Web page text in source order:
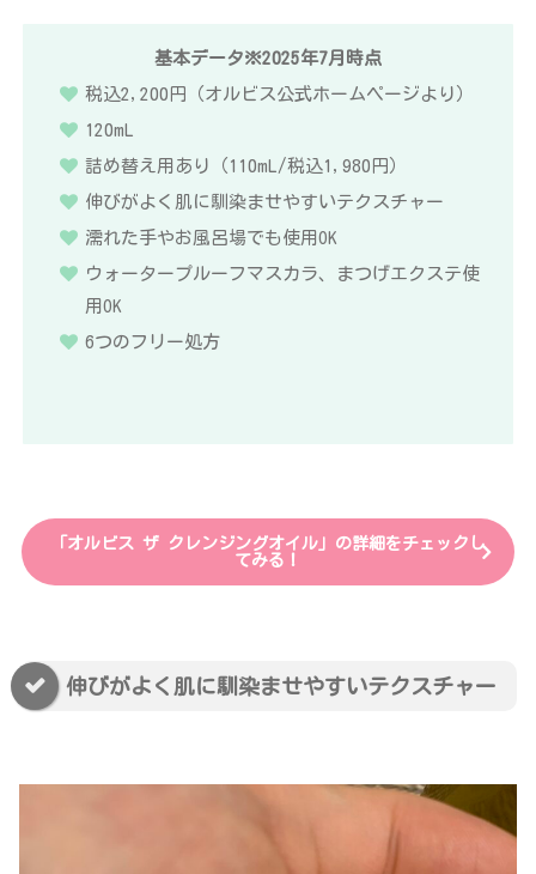
基本データ※2025年7月時点
税込2,200円（オルビス公式ホームページより）
120mL
詰め替え用あり（110mL/税込1,980円）
伸びがよく肌に馴染ませやすいテクスチャー
濡れた手やお風呂場でも使用OK
ウォータープルーフマスカラ、まつげエクステ使
用OK
6つのフリー処方
「オルビス ザ クレンジングオイル」の詳細をチェックし
てみる！
伸びがよく肌に馴染ませやすいテクスチャー